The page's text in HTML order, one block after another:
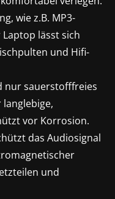
wie z.B. MP3-
lässt sich
und Hifi-
nur sauerstofffreies
vor Korrosion.
das Audiosignal
und